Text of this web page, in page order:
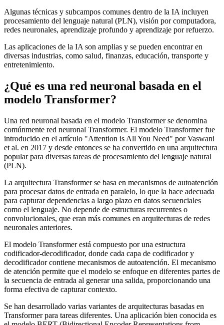
Algunas técnicas y subcampos comunes dentro de la IA incluyen
procesamiento del lenguaje natural (PLN), visión por computadora,
redes neuronales, aprendizaje profundo y aprendizaje por refuerzo.
Las aplicaciones de la IA son amplias y se pueden encontrar en
diversas industrias, como salud, finanzas, educación, transporte y
entretenimiento.
¿Qué es una red neuronal basada en el
modelo Transformer?
Una red neuronal basada en el modelo Transformer se denomina
comúnmente red neuronal Transformer. El modelo Transformer fue
introducido en el artículo "Attention is All You Need" por Vaswani
et al. en 2017 y desde entonces se ha convertido en una arquitectura
popular para diversas tareas de procesamiento del lenguaje natural
(PLN).
La arquitectura Transformer se basa en mecanismos de autoatención
para procesar datos de entrada en paralelo, lo que la hace adecuada
para capturar dependencias a largo plazo en datos secuenciales
como el lenguaje. No depende de estructuras recurrentes o
convolucionales, que eran más comunes en arquitecturas de redes
neuronales anteriores.
El modelo Transformer está compuesto por una estructura
codificador-decodificador, donde cada capa de codificador y
decodificador contiene mecanismos de autoatención. El mecanismo
de atención permite que el modelo se enfoque en diferentes partes de
la secuencia de entrada al generar una salida, proporcionando una
forma efectiva de capturar contexto.
Se han desarrollado varias variantes de arquitecturas basadas en
Transformer para tareas diferentes. Una aplicación bien conocida es